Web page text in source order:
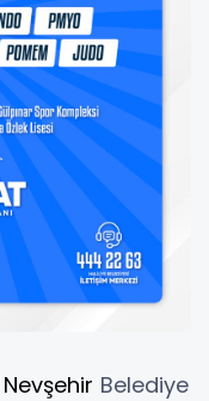
Nevşehir Belediye